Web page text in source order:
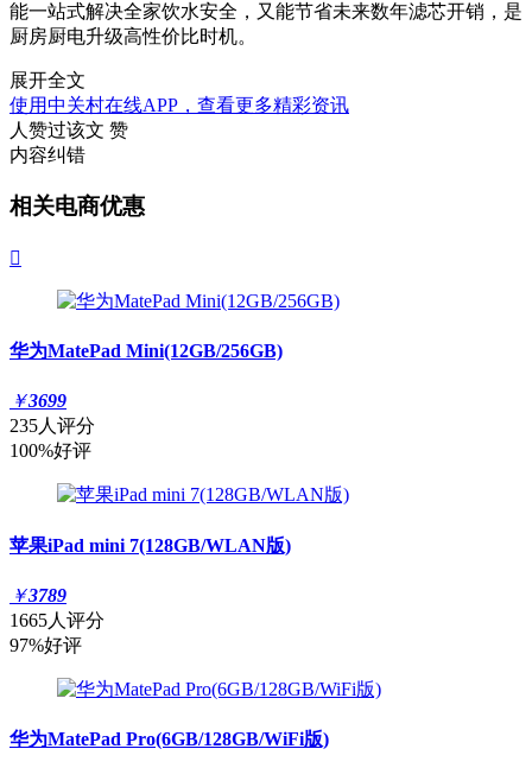
能一站式解决全家饮水安全，又能节省未来数年滤芯开销，是
厨房厨电升级高性价比时机。
展开全文
使用中关村在线APP，查看更多精彩资讯
人赞过该文 赞
内容纠错
相关电商优惠

华为MatePad Mini(12GB/256GB)
￥3699
235人评分
100%好评
苹果iPad mini 7(128GB/WLAN版)
￥3789
1665人评分
97%好评
华为MatePad Pro(6GB/128GB/WiFi版)